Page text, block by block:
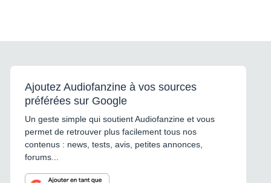
Ajoutez Audiofanzine à vos sources
préférées sur Google
Un geste simple qui soutient Audiofanzine et vous
permet de retrouver plus facilement tous nos
contenus : news, tests, avis, petites annonces,
forums...